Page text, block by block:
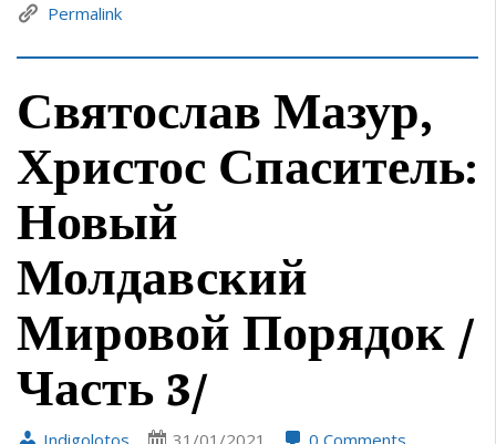
Permalink
Святослав Мазур,
Христос Спаситель:
Новый
Молдавский
Мировой Порядок /
Часть 3/
Indigolotos 31/01/2021 0 Comments